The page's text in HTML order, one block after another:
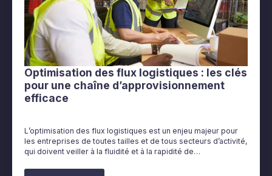
Optimisation des flux logistiques : les clés
pour une chaîne d’approvisionnement
efficace
L’optimisation des flux logistiques est un enjeu majeur pour
les entreprises de toutes tailles et de tous secteurs d’activité,
qui doivent veiller à la fluidité et à la rapidité de…